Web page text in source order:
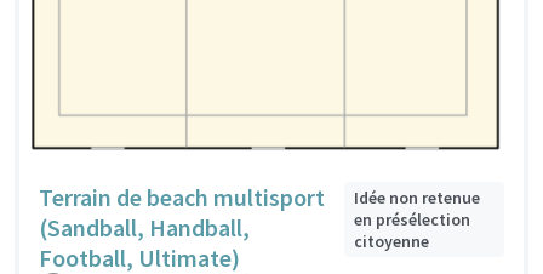
Terrain de beach multisport
(Sandball, Handball,
Football, Ultimate)
Idée non retenue
en présélection
citoyenne